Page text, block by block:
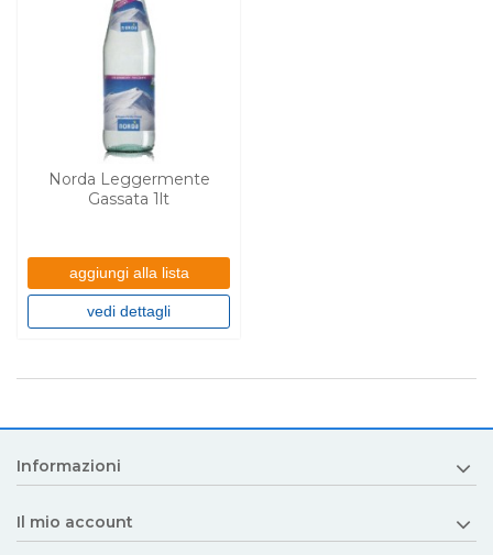
Norda Leggermente
Gassata 1lt
aggiungi alla lista
vedi dettagli
Informazioni
Il mio account